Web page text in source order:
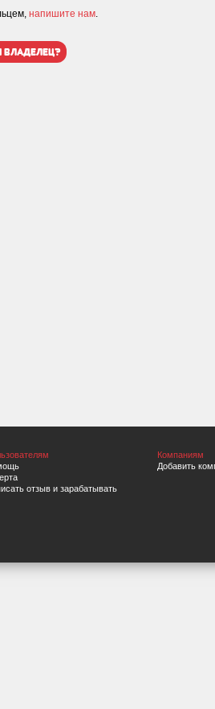
напишите нам.
владелец?
отзыв и зарабатывать
Компаниям
Добавить